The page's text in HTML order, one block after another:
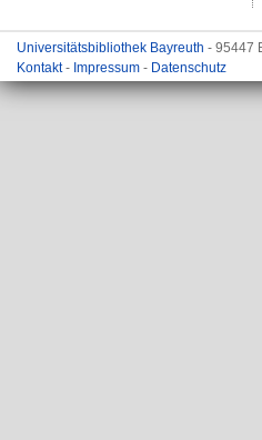
Universitätsbibliothek Bayreuth - 95447
Kontakt- Impressum - Datenschutz